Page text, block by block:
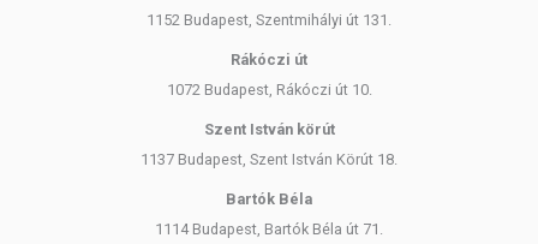
1152 Budapest, Szentmihályi út 131.
Rákóczi út
1072 Budapest, Rákóczi út 10.
Szent István körút
1137 Budapest, Szent István Körút 18.
Bartók Béla
1114 Budapest, Bartók Béla út 71.